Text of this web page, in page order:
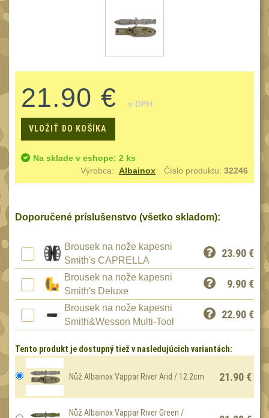
BRAŠNY A TAŠKY (1186)
Speciální přepravní
tašky40
Ledvinky 59
Hydratační vaky10
Odhazováky 39
Speciální pouzdra II 33
Speciální pouzdra III12
Pouzdra na láhev42
Pouzdra na toaletní
potřeby
Pouzdra na
lékárničku
21.90 € s DPH
VLOŽIŤ DO KOŠÍKA
Na sklade v eshope: 2 ks
Výrobca: Albainox Číslo produktu: 32246
Doporučené príslušenstvo (všetko skladom):
Brousek na nože kapesni
Smith's CAPRELLA
23.90 €
Brousek na nože kapesni
Smith's Deluxe
9.90 €
Brousek na nože kapesni
Smith&Wesson Multi-Tool
22.90 €
Tento produkt je dostupný tiež v nasledujúcich variantách:
Nůž Albainox Vappar River Arid / 12.2cm 21.90 €
Nůž Albainox Vappar River Green /